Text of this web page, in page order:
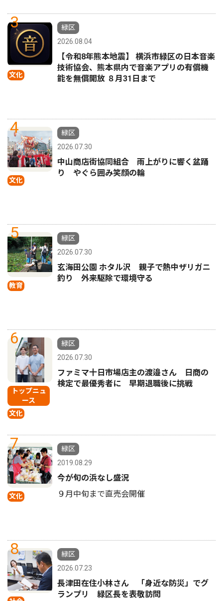
3
文化
緑区
2026.08.04
【令和8年熊本地震】 横浜市緑区の日本音楽
技術協会、熊本県内で音楽アプリの有償機
能を無償開放 ８月31日まで
4
文化
緑区
2026.07.30
中山商店街協同組合 雨上がりに響く盆踊
り やぐら囲み笑顔の輪
5
教育
緑区
2026.07.30
玄海田公園 ホタル沢 親子で熱中ザリガニ
釣り 外来駆除で環境守る
6
トップニュ
ース
文化
緑区
2026.07.30
ファミマ十日市場店主の渡邉さん 日商の
検定で最優秀者に 早期退職後に挑戦
7
文化
緑区
2019.08.29
今が旬の浜なし盛況
９月中旬まで直売会開催
8
緑区
2026.07.23
長津田在住小林さん 「身近な防災」でグ
ランプリ 緑区長を表敬訪問